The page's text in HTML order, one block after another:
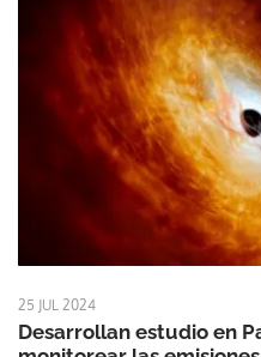
25 JUL 2024
Desarrollan estudio en